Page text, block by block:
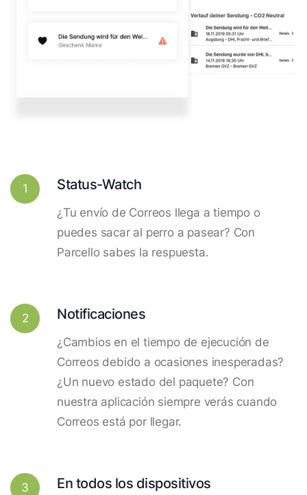
1 Status-Watch
¿Tu envío de Correos llega a tiempo o
puedes sacar al perro a pasear? Con
Parcello sabes la respuesta.
2 Notificaciones
¿Cambios en el tiempo de ejecución de
Correos debido a ocasiones inesperadas?
¿Un nuevo estado del paquete? Con
nuestra aplicación siempre verás cuando
Correos está por llegar.
3 En todos los dispositivos